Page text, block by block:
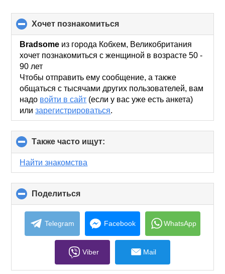
хочет познакомиться
to
collapse
contents
Bradsome из города Кобхем, Великобритания
хочет познакомиться с женщиной в возрасте 50 -
90 лет
Чтобы отправить ему сообщение, а также
общаться с тысячами других пользователей, вам
надо войти в сайт (если у вас уже есть анкета)
илизарегистрироваться.
Также часто ищут:
to
contents
Найти знакомства
Поделиться
to
collapse
contents
Telegram Facebook WhatsApp
Viber Mail